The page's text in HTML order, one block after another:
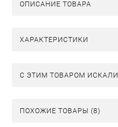
ОПИСАНИЕ ТОВАРА
ХАРАКТЕРИСТИКИ
C ЭТИМ ТОВАРОМ ИСКАЛИ
ПОХОЖИЕ ТОВАРЫ (8)